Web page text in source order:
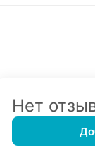
Нет